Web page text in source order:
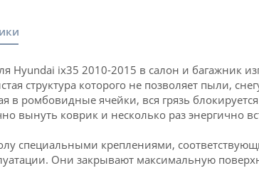
Hyundai ix35 2010-2015 в салон и багажник
структура которого не позволяет пыли,
в ромбовидные ячейки, вся грязь
вынуть коврик и несколько раз энергично
специальными креплениями,
Они закрывают максимальную